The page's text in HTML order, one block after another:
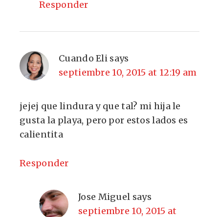
Responder
Cuando Eli says
septiembre 10, 2015 at 12:19 am
jejej que lindura y que tal? mi hija le
gusta la playa, pero por estos lados es
calientita
Responder
Jose Miguel says
septiembre 10, 2015 at